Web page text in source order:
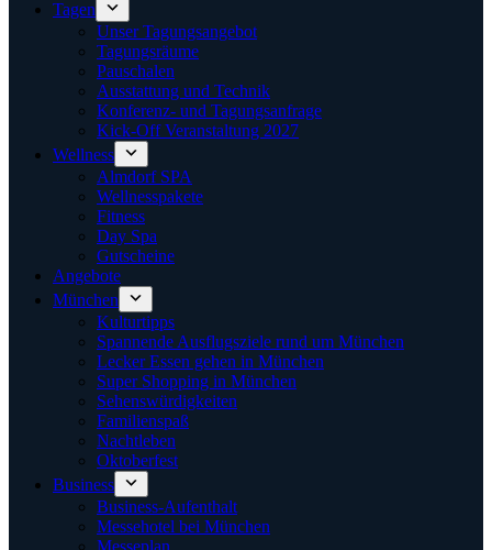
Tagen
Unser Tagungsangebot
Tagungsräume
Pauschalen
Ausstattung und Technik
Konferenz- und Tagungsanfrage
Kick-Off Veranstaltung 2027
Wellness
Almdorf SPA
Wellnesspakete
Fitness
Day Spa
Gutscheine
Angebote
München
Kulturtipps
Spannende Ausflugsziele rund um München
Lecker Essen gehen in München
Super Shopping in München
Sehenswürdigkeiten
Familienspaß
Nachtleben
Oktoberfest
Business
Business-Aufenthalt
Messehotel bei München
Messeplan